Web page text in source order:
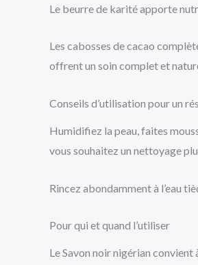
Le beurre de karité apporte
Les cabosses de cacao
offrent un soin complet et
Conseils d’utilisation pour un
Humidifiez la peau, faites
vous souhaitez un nettoyage
Rincez abondamment à l’eau
Pour qui et quand l’utiliser
Le Savon noir nigérian